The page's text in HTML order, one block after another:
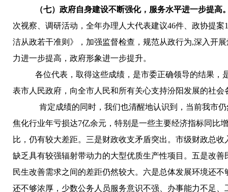
（七） 政府自身建设不断强化，服务水平进一步提高
次视察、调研活动，全年办理人大代表建议46件、政协提案
洁从政若干准则》，加强监督检查，规范从政行为,深入开
力进一步提高，政府形象进一步提升。
各位代表， 取得这些成绩 ， 是市委正确领导的结果，
表市人民政府， 向全市人民和所有关心支持汾阳发展的社
肯定成绩的同时，我们也清醒地认识到，当前我市仍
焦化行业年亏损达7亿余元 ，特别是一些主要经济指标同比
比，仍有较大差距。 三是财政收支矛盾突出。 市级财政总收
缺乏具有较强辐射带动力的大型优质生产性项目。 五是改善
民生改善需求之间的差距仍然较大。六是总体发展环境还不
还不够浓厚，少数公务人员服务意识不强 、办事能力不足、